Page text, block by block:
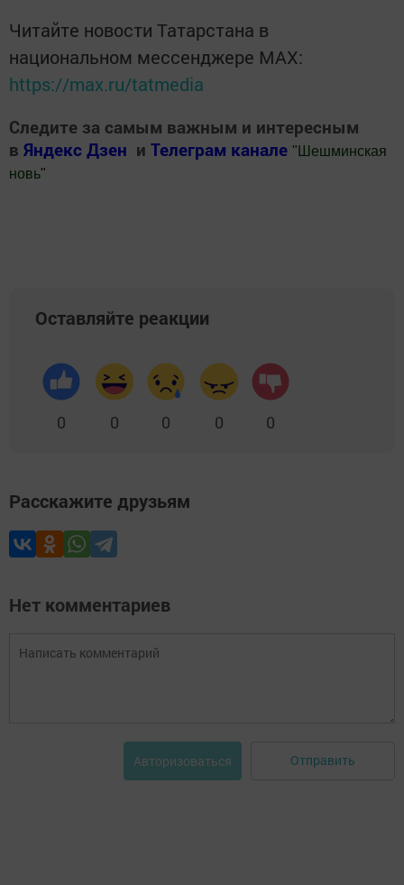
Читайте новости Татарстана в
национальном мессенджере MАХ:
https://max.ru/tatmedia
Следите за самым важным и интересным
в Яндекс Дзен и Телеграм канале " Шешминская
новь"
Оставляйте реакции
0 0 0 0 0
Расскажите друзьям
Нет комментариев
Авторизоваться Отправить